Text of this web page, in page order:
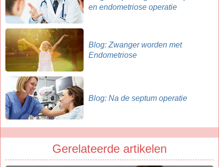
en endometriose operatie
Blog: Zwanger worden met
Endometriose
Blog: Na de septum operatie
Gerelateerde artikelen